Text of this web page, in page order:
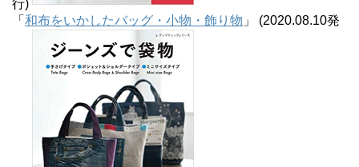
行)
「 和布をいかしたバッグ・小物・飾り物 」 (2020.08.10発